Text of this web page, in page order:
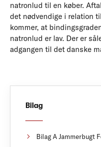
natronlud til en køber.
det nødvendige i relation
kommer, at
natronlud er lav. Der er
adgangen til det danske
Bilag
Bilag A Jammerbugt